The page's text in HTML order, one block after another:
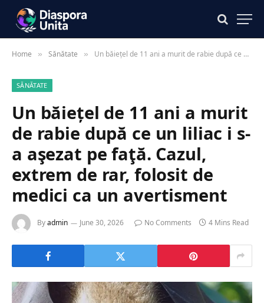
Home » Sănătate » Un băiețel de 11 ani a murit de rabie după ce un liliac i s-a aşezat pe faţă. Cazul, extrem de rar, folosit de medici ca un avertisment
SĂNĂTATE
Un băiețel de 11 ani a murit
de rabie după ce un liliac i s-
a aşezat pe faţă. Cazul,
extrem de rar, folosit de
medici ca un avertisment
Byadmin June 30, 2026 No Comments 4 Mins Read